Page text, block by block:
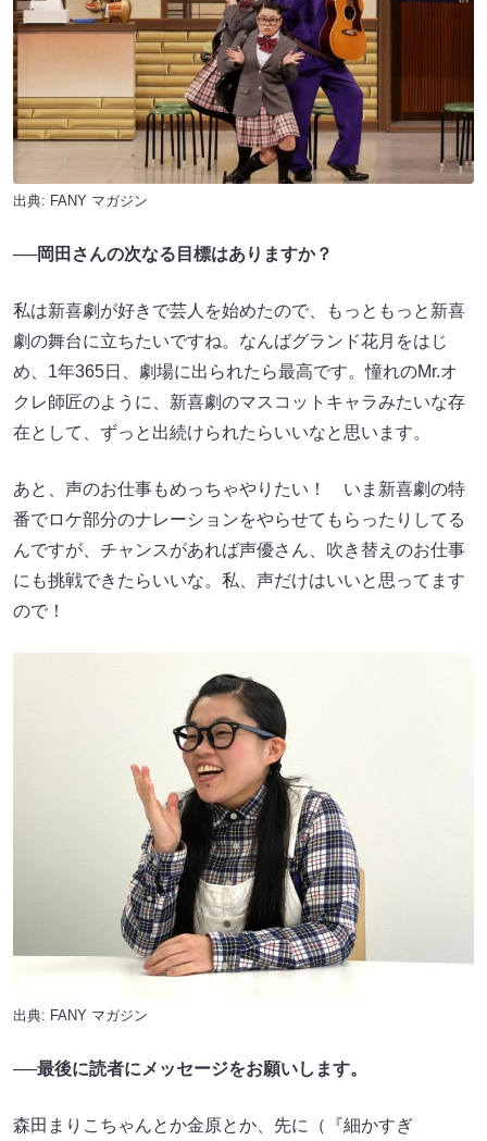
出典: FANY マガジン
──岡田さんの次なる目標はありますか？
私は新喜劇が好きで芸人を始めたので、もっともっと新喜
劇の舞台に立ちたいですね。なんばグランド花月をはじ
め、1年365日、劇場に出られたら最高です。憧れのMr.オ
クレ師匠のように、新喜劇のマスコットキャラみたいな存
在として、ずっと出続けられたらいいなと思います。
あと、声のお仕事もめっちゃやりたい！ いま新喜劇の特
番でロケ部分のナレーションをやらせてもらったりしてる
んですが、チャンスがあれば声優さん、吹き替えのお仕事
にも挑戦できたらいいな。私、声だけはいいと思ってます
ので！
出典: FANY マガジン
──最後に読者にメッセージをお願いします。
森田まりこちゃんとか金原とか、先に（『細かすぎ